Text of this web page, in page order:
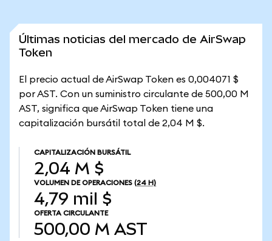
Últimas noticias del mercado de AirSwap
Token
El precio actual de AirSwap Token es 0,004071 $
por AST. Con un suministro circulante de 500,00 M
AST, significa que AirSwap Token tiene una
capitalización bursátil total de 2,04 M $.
CAPITALIZACIÓN BURSÁTIL
2,04 M $
VOLUMEN DE OPERACIONES (24 H)
4,79 mil $
OFERTA CIRCULANTE
500,00 M AST